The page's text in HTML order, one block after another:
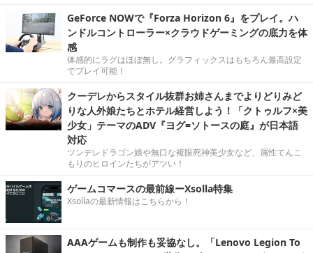
GeForce NOWで『Forza Horizon 6』をプレイ。ハ
ンドルコントローラー×クラウドゲーミングの底力を体
感
体感的にラグはほぼ無し。グラフィックスはもちろん最高設定
でプレイ可能！
クーデレからスタイル抜群お姉さんまでよりどりみど
りな人外娘たちとホテル経営しよう！「クトゥルフ×美
少女」テーマのADV『ヨグ=ソトースの庭』が日本語
対応
ツンデレドラゴン娘や無口な複眼死神美少女など、属性てんこ
もりのヒロインたちがアツい！
ゲームコマースの最前線ーXsolla特集
Xsollaの最新情報はこちらから！
AAAゲームも制作も妥協なし。「Lenovo Legion To